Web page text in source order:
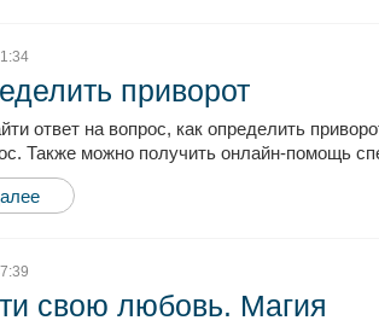
приворот
ответ на вопрос, как определить
Также можно получить онлайн-помощь
свою любовь. Магия